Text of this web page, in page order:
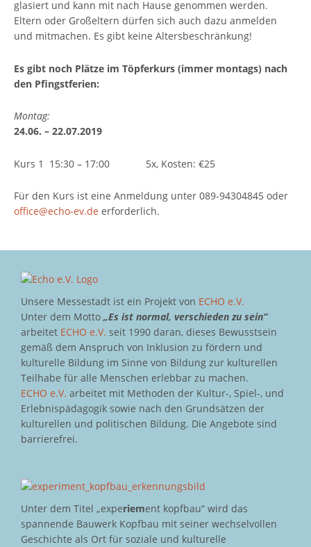
glasiert und kann mit nach Hause genommen werden.
Eltern oder Großeltern dürfen sich auch dazu anmelden
und mitmachen. Es gibt keine Altersbeschränkung!
Es gibt noch Plätze im Töpferkurs (immer montags) nach
den Pfingstferien:
Montag:
24.06. – 22.07.2019
Kurs 1 15:30 – 17:00 5x, Kosten: €25
Für den Kurs ist eine Anmeldung unter 089-94304845 oder
office@echo-ev.de erforderlich.
Unsere Messestadt ist ein Projekt von ECHO e.V.
Unter dem Motto „Es ist normal, verschieden zu sein“
arbeitet ECHO e.V. seit 1990 daran, dieses Bewusstsein
gemäß dem Anspruch von Inklusion zu fördern und
kulturelle Bildung im Sinne von Bildung zur kulturellen
Teilhabe für alle Menschen erlebbar zu machen.
ECHO e.V. arbeitet mit Methoden der Kultur-, Spiel-, und
Erlebnispädagogik sowie nach den Grundsätzen der
kulturellen und politischen Bildung. Die Angebote sind
barrierefrei.
Unter dem Titel „experiement kopfbau“ wird das
spannende Bauwerk Kopfbau mit seiner wechselvollen
Geschichte als Ort für soziale und kulturelle